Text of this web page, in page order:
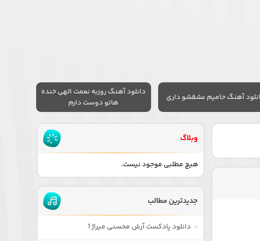
آهنگ حامیم عشقشو داری
دانلود آهنگ روزبه نعمت الهی خنده
هاتو دوست دارم
وبلاگ
هیچ مطلبی موجود نیست.
جدیدترین مطالب
دانلود پادکست آرش محسنی میراژ 1